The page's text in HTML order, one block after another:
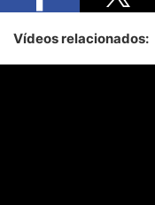
Vídeos relacionados: